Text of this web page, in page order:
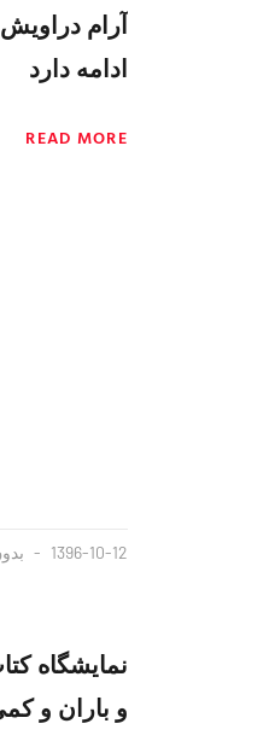
آرام
ادامه دارد
READ MORE
1396-10-12
نمایشگاه
و باران و